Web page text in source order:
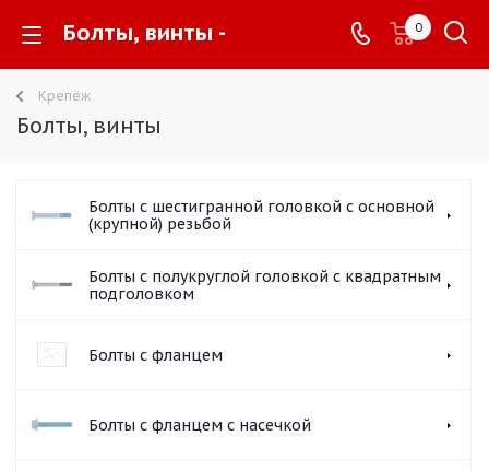
Болты, винты - 0
Крепёж
Болты, винты
Болты с шестигранной головкой с основной
(крупной) резьбой
Болты с полукруглой головкой с квадратным
подголовком
Болты с фланцем
Болты с фланцем с насечкой